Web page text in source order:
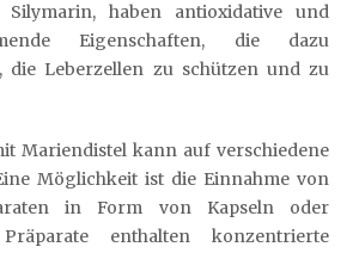
Silymarin, haben antioxidative und
Eigenschaften, die dazu
die Leberzellen zu schützen und zu
Mariendistel kann auf verschiedene
Möglichkeit ist die Einnahme von
in Form von Kapseln oder
enthalten konzentrierte